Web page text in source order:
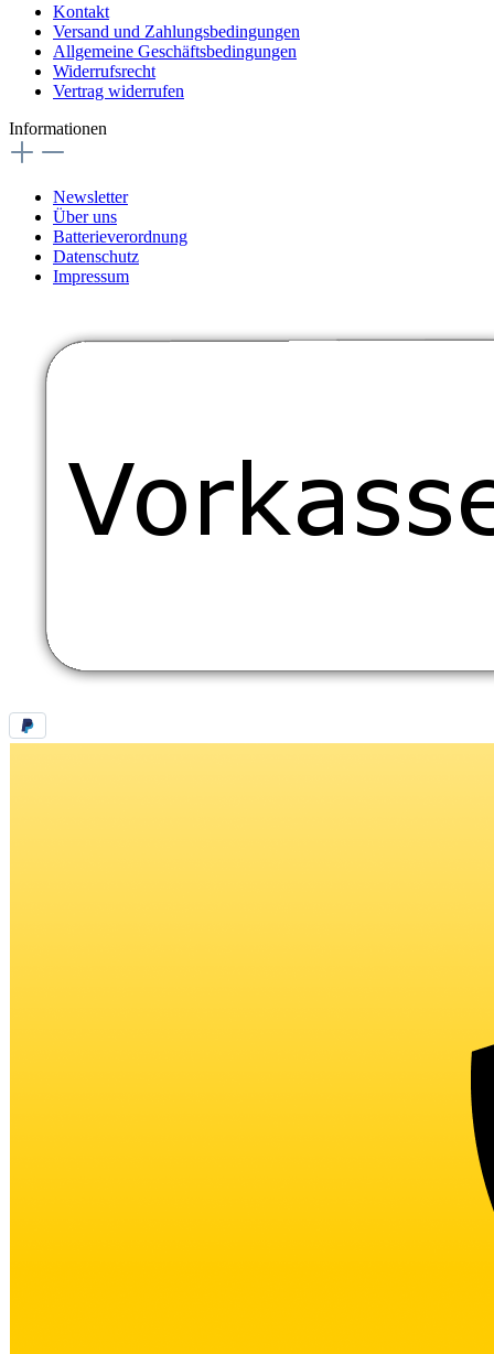
Kontakt
Versand und Zahlungsbedingungen
Allgemeine Geschäftsbedingungen
Widerrufsrecht
Vertrag widerrufen
Informationen
Newsletter
Über uns
Batterieverordnung
Datenschutz
Impressum